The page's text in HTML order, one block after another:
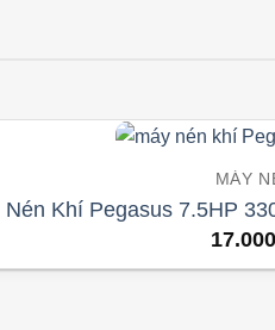
MÁY
Nén Khí Pegasus 7.5HP